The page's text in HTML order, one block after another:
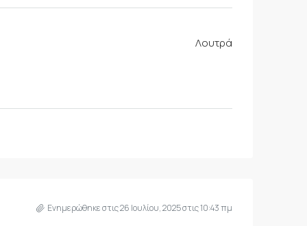
Λουτρά
Ενημερώθηκε στις 26 Ιουλίου, 2025 στις 10:43 πμ